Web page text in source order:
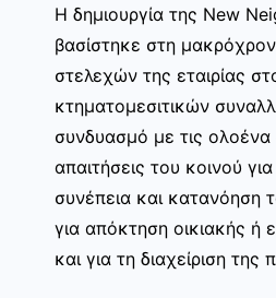
Η δημιουργία της New
βασίστηκε στη
στελεχών της εταιρίας
κτηματομεσιτικών
συνδυασμό με τις
απαιτήσεις του κοινού για
συνέπεια και κατανόηση
για απόκτηση οικιακής ή
και για τη διαχείριση της